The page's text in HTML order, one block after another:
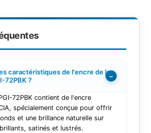
caractéristiques de l'encre de la
72PBK ?
−
72PBK contient de l'encre
spécialement conçue pour offrir
et une brillance naturelle sur
satinés et lustrés.